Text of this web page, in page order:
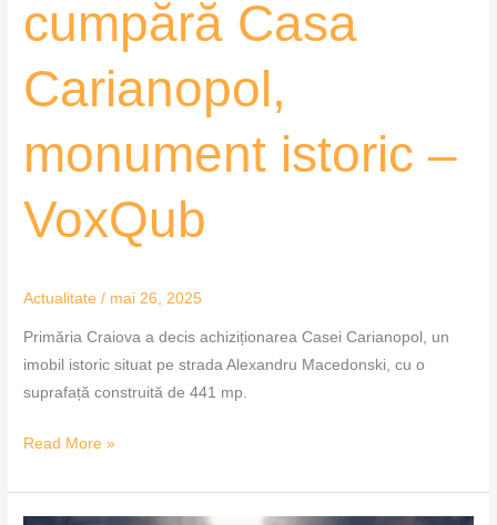
cumpără Casa
Carianopol,
monument istoric –
VoxQub
Actualitate / mai 26, 2025
Primăria Craiova a decis achiziționarea Casei Carianopol, un
imobil istoric situat pe strada Alexandru Macedonski, cu o
suprafață construită de 441 mp.
Read More »